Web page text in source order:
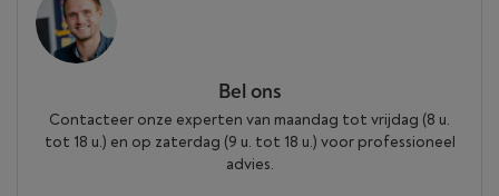
Bel ons
Contacteer onze experten van maandag tot vrijdag (8 u.
tot 18 u.) en op zaterdag (9 u. tot 18 u.) voor professioneel
advies.